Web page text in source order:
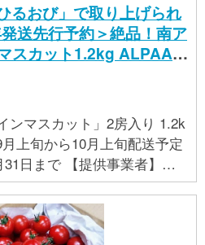
るおび」で取り上げられ
送先行予約＞絶品！南ア
スカット1.2kg ALPAA0
ランキング おすすめ |
ンマスカット」2房入り 1.2k
上旬から10月上旬配送予定
31日まで 【提供事業者】Ｊ